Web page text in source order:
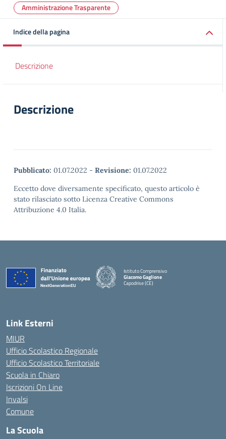
Amministrazione Trasparente
Indice della pagina
Descrizione
Descrizione
Pubblicato: 01.07.2022 - Revisione: 01.07.2022
Eccetto dove diversamente specificato, questo articolo è
stato rilasciato sotto Licenza Creative Commons
Attribuzione 4.0 Italia.
Istituto Comprensivo
Giacomo Gaglione
Capodrise (CE)
— Visita la pagina iniziale della scuola
Link Esterni
MIUR
Ufficio Scolastico Regionale
Ufficio Scolastico Territoriale
Scuola in Chiaro
Iscrizioni On Line
Invalsi
Comune
La Scuola